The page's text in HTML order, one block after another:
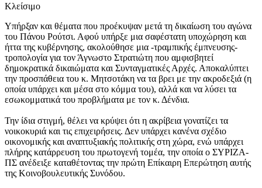
Κλείσιμο
Υπήρξαν και θέματα που προέκυψαν μετά τη δικαίωση του αγώνα
του Πάνου Ρούτσι. Αφού υπήρξε μια σαφέστατη υποχώρηση και
ήττα της κυβέρνησης, ακολούθησε μια -τραμπικής έμπνευσης-
τροπολογία για τον Άγνωστο Στρατιώτη που αμφισβητεί
δημοκρατικά δικαιώματα και Συνταγματικές Αρχές. Αποκαλύπτει
την προσπάθεια του κ. Μητσοτάκη να τα βρει με την ακροδεξιά (η
οποία υπάρχει και μέσα στο κόμμα του), αλλά και να λύσει τα
εσωκομματικά του προβλήματα με τον κ. Δένδια.
Την ίδια στιγμή, θέλει να κρύψει ότι η ακρίβεια γονατίζει τα
νοικοκυριά και τις επιχειρήσεις. Δεν υπάρχει κανένα σχέδιο
οικονομικής και αναπτυξιακής πολιτικής στη χώρα, ενώ υπάρχει
πλήρης κατάρρευση του πρωτογενή τομέα, την οποία ο ΣΥΡΙΖΑ-
ΠΣ ανέδειξε καταθέτοντας την πρώτη Επίκαιρη Επερώτηση αυτής
της Κοινοβουλευτικής Συνόδου.